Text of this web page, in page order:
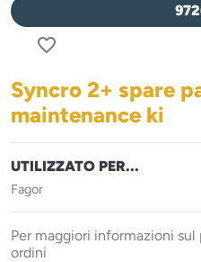
favorite_border
Syncro 2+ spare
maintenance ki
UTILIZZATO PER...
Fagor
Per maggiori informazioni
ordini